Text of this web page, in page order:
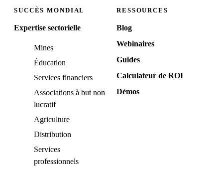
SUCCÈS MONDIAL
Expertise sectorielle
Mines
Éducation
Services financiers
Associations à but non
lucratif
Agriculture
Distribution
Services
professionnels
RESSOURCES
Blog
Webinaires
Guides
Calculateur de ROI
Démos